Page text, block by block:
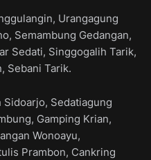
Urangagung
Semambung Gedangan,
Sedati, Singgogalih Tarik,
Sebani Tarik.
Sidoarjo, Sedatiagung
Gamping Krian,
Wonoayu,
Prambon, Cankring